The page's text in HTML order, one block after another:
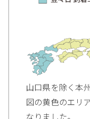
山口県を除く本
図の黄色のエリ
なりました。